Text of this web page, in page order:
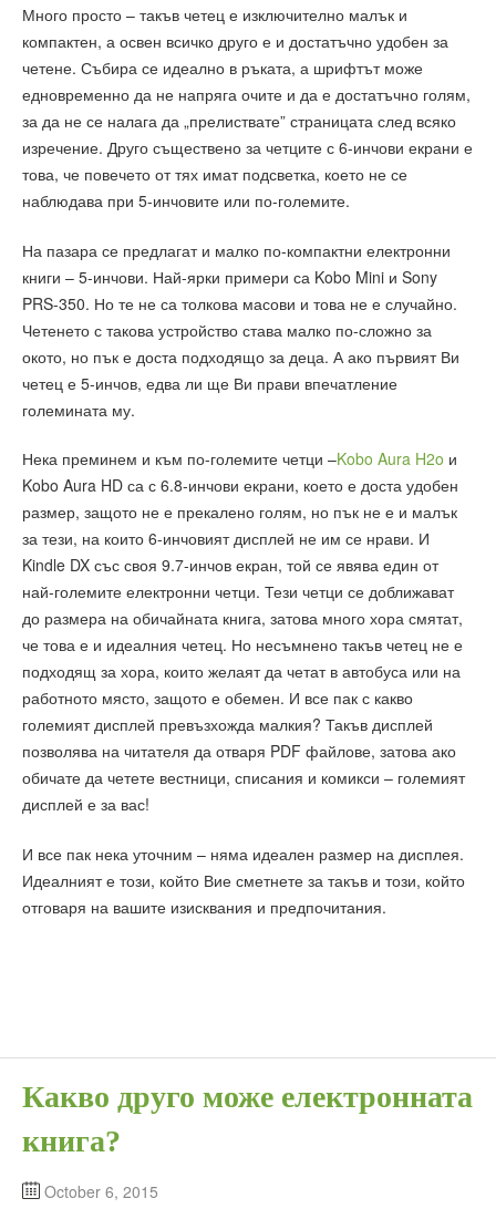
Много просто – такъв четец е изключително малък и
компактен, а освен всичко друго е и достатъчно удобен за
четене. Събира се идеално в ръката, а шрифтът може
едновременно да не напряга очите и да е достатъчно голям,
за да не се налага да „прелиствате” страницата след всяко
изречение. Друго съществено за четците с 6-инчови екрани е
това, че повечето от тях имат подсветка, което не се
наблюдава при 5-инчовите или по-големите.
На пазара се предлагат и малко по-компактни електронни
книги – 5-инчови. Най-ярки примери са Kobo Mini и Sony
PRS-350. Но те не са толкова масови и това не е случайно.
Четенето с такова устройство става малко по-сложно за
окото, но пък е доста подходящо за деца. А ако първият Ви
четец е 5-инчов, едва ли ще Ви прави впечатление
големината му.
Нека преминем и към по-големите четци –Kobo Aura H2o и
Kobo Aura HD са с 6.8-инчови екрани, което е доста удобен
размер, защото не е прекалено голям, но пък не е и малък
за тези, на които 6-инчовият дисплей не им се нрави. И
Kindle DX със своя 9.7-инчов екран, той се явява един от
най-големите електронни четци. Тези четци се доближават
до размера на обичайната книга, затова много хора смятат,
че това е и идеалния четец. Но несъмнено такъв четец не е
подходящ за хора, които желаят да четат в автобуса или на
работното място, защото е обемен. И все пак с какво
големият дисплей превъзхожда малкия? Такъв дисплей
позволява на читателя да отваря PDF файлове, затова ако
обичате да четете вестници, списания и комикси – големият
дисплей е за вас!
И все пак нека уточним – няма идеален размер на дисплея.
Идеалният е този, който Вие сметнете за такъв и този, който
отговаря на вашите изисквания и предпочитания.
Какво друго може електронната
книга?
October 6, 2015